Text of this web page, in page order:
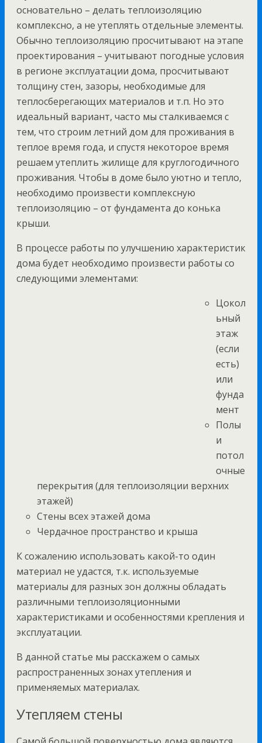
основательно – делать теплоизоляцию
комплексно, а не утеплять отдельные элементы.
Обычно теплоизоляцию просчитывают на этапе
проектирования – учитывают погодные условия
в регионе эксплуатации дома, просчитывают
толщину стен, зазоры, необходимые для
теплосберегающих материалов и т.п. Но это
идеальный вариант, часто мы сталкиваемся с
тем, что строим летний дом для проживания в
теплое время года, и спустя некоторое время
решаем утеплить жилище для круглогодичного
проживания. Чтобы в доме было уютно и тепло,
необходимо произвести комплексную
теплоизоляцию – от фундамента до конька
крыши.
В процессе работы по улучшению характеристик
дома будет необходимо произвести работы со
следующими элементами:
Цокол
ьный
этаж
(если
есть)
или
фунда
мент
Полы
и
потол
очные
перекрытия (для теплоизоляции верхних
этажей)
Стены всех этажей дома
Чердачное пространство и крыша
К сожалению использовать какой-то один
материал не удастся, т.к. используемые
материалы для разных зон должны обладать
различными теплоизоляционными
характеристиками и особенностями крепления и
эксплуатации.
В данной статье мы расскажем о самых
распространенных зонах утепления и
применяемых материалах.
Утепляем стены